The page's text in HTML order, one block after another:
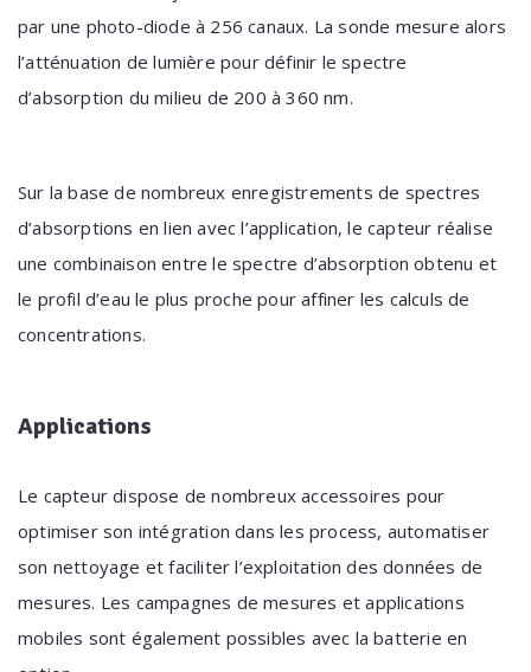
par une photo-diode à 256 canaux. La sonde mesure alors
l’atténuation de lumière pour définir le spectre
d’absorption du milieu de 200 à 360 nm.
Sur la base de nombreux enregistrements de spectres
d’absorptions en lien avec l’application, le capteur réalise
une combinaison entre le spectre d’absorption obtenu et
le profil d’eau le plus proche pour affiner les calculs de
concentrations.
Applications
Le capteur dispose de nombreux accessoires pour
optimiser son intégration dans les process, automatiser
son nettoyage et faciliter l’exploitation des données de
mesures. Les campagnes de mesures et applications
mobiles sont également possibles avec la batterie en